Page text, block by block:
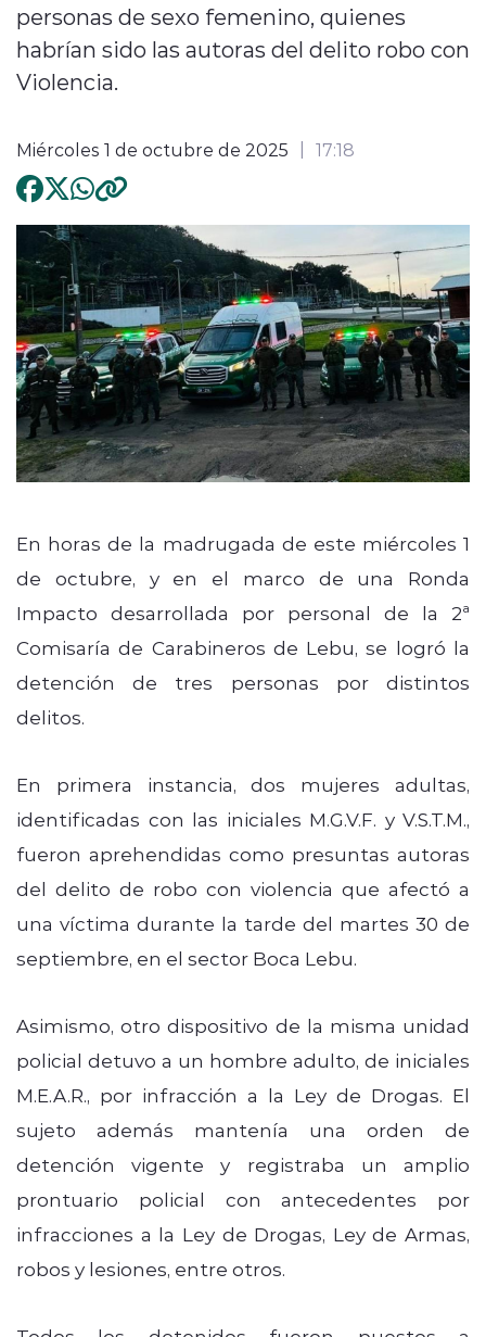
personas de sexo femenino, quienes
habrían sido las autoras del delito robo con
Violencia.
Miércoles 1 de octubre de 2025 17:18
En horas de la madrugada de este miércoles 1
de octubre, y en el marco de una Ronda
Impacto desarrollada por personal de la 2ª
Comisaría de Carabineros de Lebu, se logró la
detención de tres personas por distintos
delitos.
En primera instancia, dos mujeres adultas,
identificadas con las iniciales M.G.V.F. y V.S.T.M.,
fueron aprehendidas como presuntas autoras
del delito de robo con violencia que afectó a
una víctima durante la tarde del martes 30 de
septiembre, en el sector Boca Lebu.
Asimismo, otro dispositivo de la misma unidad
policial detuvo a un hombre adulto, de iniciales
M.E.A.R., por infracción a la Ley de Drogas. El
sujeto además mantenía una orden de
detención vigente y registraba un amplio
prontuario policial con antecedentes por
infracciones a la Ley de Drogas, Ley de Armas,
robos y lesiones, entre otros.